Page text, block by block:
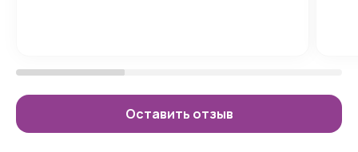
Оставить отзыв